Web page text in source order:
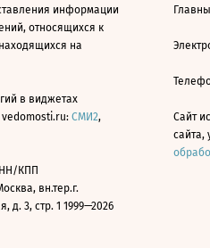
информации
относящихся к
на
в виджетах
СМИ2,
КПП
вн.тер.г.
3, стр. 1 1999—2026
Сайт
сайта,